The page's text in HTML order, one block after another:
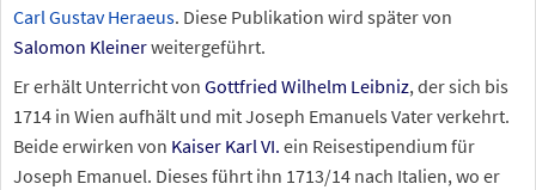
Carl Gustav Heraeus. Diese Publikation wird später von
Salomon Kleinerweitergeführt.
Er erhält Unterricht von Gottfried Wilhelm Leibniz, der sich bis
1714 in Wien aufhält und mit Joseph Emanuels Vater verkehrt.
Beide erwirken von Kaiser Karl VI. ein Reisestipendium für
Joseph Emanuel. Dieses führt ihn 1713/14 nach Italien, wo er